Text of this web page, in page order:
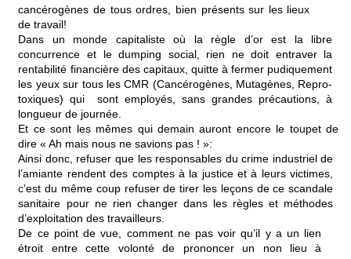
cancérogènes de tous ordres, bien présents sur les lieux
de travail!
Dans un monde capitaliste où la règle d’or est la libre
concurrence et le dumping social, rien ne doit entraver la
rentabilité financière des capitaux, quitte à fermer pudiquement
les yeux sur tous les CMR (Cancérogènes, Mutagènes, Repro-
toxiques) qui sont employés, sans grandes précautions, à
longueur de journée.
Et ce sont les mêmes qui demain auront encore le toupet de
dire « Ah mais nous ne savions pas ! »:
Ainsi donc, refuser que les responsables du crime industriel de
l’amiante rendent des comptes à la justice et à leurs victimes,
c’est du même coup refuser de tirer les leçons de ce scandale
sanitaire pour ne rien changer dans les règles et méthodes
d’exploitation des travailleurs.
De ce point de vue, comment ne pas voir qu’il y a un lien
étroit entre cette volonté de prononcer un non lieu à